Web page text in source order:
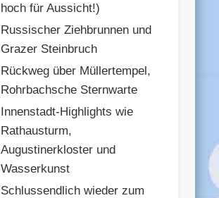
hoch für Aussicht!)
Russischer Ziehbrunnen und
Grazer Steinbruch
Rückweg über Müllertempel,
Rohrbachsche Sternwarte
Innenstadt-Highlights wie
Rathausturm,
Augustinerkloster und
Wasserkunst
Schlussendlich wieder zum